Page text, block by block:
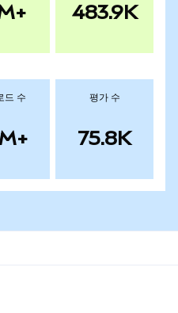
483.9K
드 수 평가 수
75.8K